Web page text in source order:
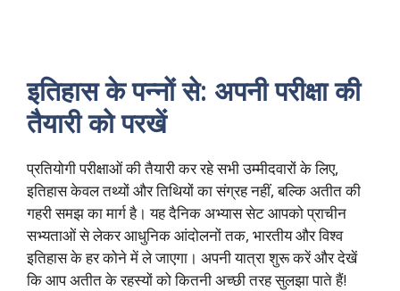
इतिहास के पन्नों से: अपनी परीक्षा की
तैयारी को परखें
प्रतियोगी परीक्षाओं की तैयारी कर रहे सभी उम्मीदवारों के लिए,
इतिहास केवल तथ्यों और तिथियों का संग्रह नहीं, बल्कि अतीत की
गहरी समझ का मार्ग है। यह दैनिक अभ्यास सेट आपको प्राचीन
सभ्यताओं से लेकर आधुनिक आंदोलनों तक, भारतीय और विश्व
इतिहास के हर कोने में ले जाएगा। अपनी यात्रा शुरू करें और देखें
कि आप अतीत के रहस्यों को कितनी अच्छी तरह सुलझा पाते हैं!